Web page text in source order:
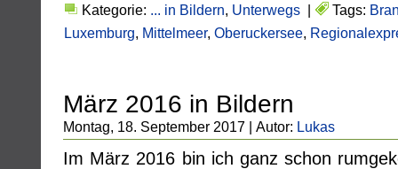
Kategorie: ... in Bildern, Unterwegs | Tags:
Luxemburg, Mittelmeer, Oberuckersee,
März 2016 in Bildern
Montag, 18. September 2017 | Autor: Lukas
Im März 2016 bin ich ganz schon